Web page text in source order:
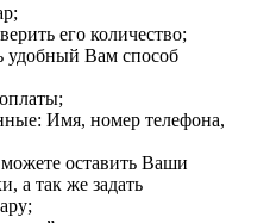
его количество;
удобный Вам способ
Имя, номер телефона,
оставить Ваши
а так же задать